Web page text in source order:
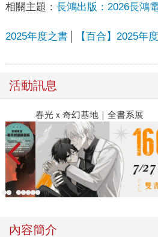
相關主題： 長鴻出版：2026長鴻
2025年度之書 【百合】2025年
活動訊息
春光ｘ奇幻基地｜全書系展
內容簡介